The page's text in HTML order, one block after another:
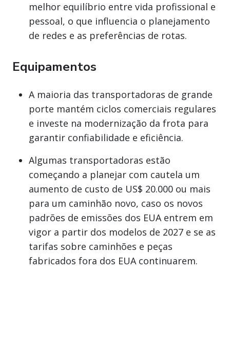
melhor equilíbrio entre vida profissional e
pessoal, o que influencia o planejamento
de redes e as preferências de rotas.
Equipamentos
A maioria das transportadoras de grande
porte mantém ciclos comerciais regulares
e investe na modernização da frota para
garantir confiabilidade e eficiência.
Algumas transportadoras estão
começando a planejar com cautela um
aumento de custo de US$ 20.000 ou mais
para um caminhão novo, caso os novos
padrões de emissões dos EUA entrem em
vigor a partir dos modelos de 2027 e se as
tarifas sobre caminhões e peças
fabricados fora dos EUA continuarem.